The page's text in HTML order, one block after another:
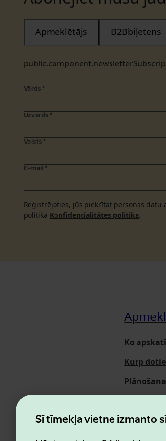
Šī tīmekļa vietne izmanto
Apmeklētājs B2Bbiļetens
Vārds *
Uzvārds *
Valsts *
E-mail *
Reģistrējoties, jūs piekrītat personas datu
politikā Konfidencialitātes politika.
Ko
Kurp
Plānošana
Par mums